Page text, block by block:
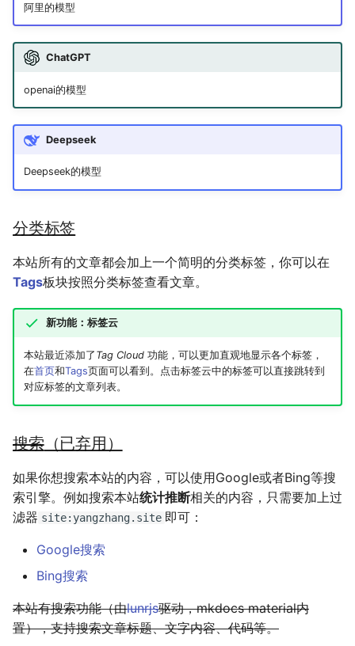
排列染色问题
大步上台阶
阿里的模型
ChatGPT
openai的模型
Deepseek
Deepseek的模型
分类标签
本站所有的文章都会加上一个简明的分类标签，你可以在
Tags板块按照分类标签查看文章。
新功能：标签云
本站最近添加了 Tag Cloud功能，可以更加直观地显示各个标签，
在首页和Tags页面可以看到。点击标签云中的标签可以直接跳转到
对应标签的文章列表。
搜索（已弃用）
如果你想搜索本站的内容，可以使用Google或者Bing等搜
索引擎。例如搜索本站统计推断相关的内容，只需要加上过
滤器 site:yangzhang.site 即可：
Google搜索
Bing搜索
本站有搜索功能（由lunrjs驱动，mkdocs material内
置），支持搜索文章标题、文字内容、代码等。